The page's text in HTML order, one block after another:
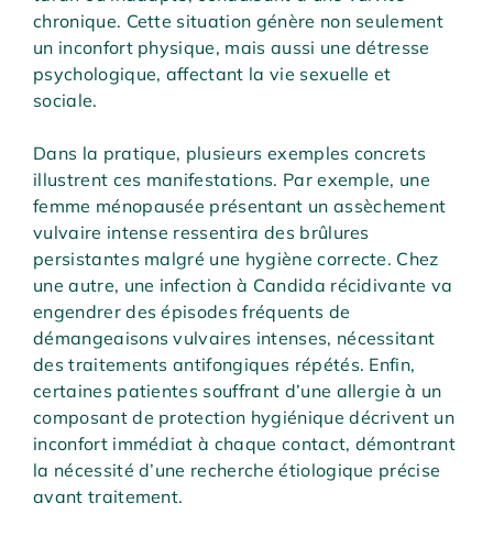
chronique. Cette situation génère non seulement
un inconfort physique, mais aussi une détresse
psychologique, affectant la vie sexuelle et
sociale.
Dans la pratique, plusieurs exemples concrets
illustrent ces manifestations. Par exemple, une
femme ménopausée présentant un assèchement
vulvaire intense ressentira des brûlures
persistantes malgré une hygiène correcte. Chez
une autre, une infection à Candida récidivante va
engendrer des épisodes fréquents de
démangeaisons vulvaires intenses, nécessitant
des traitements antifongiques répétés. Enfin,
certaines patientes souffrant d’une allergie à un
composant de protection hygiénique décrivent un
inconfort immédiat à chaque contact, démontrant
la nécessité d’une recherche étiologique précise
avant traitement.